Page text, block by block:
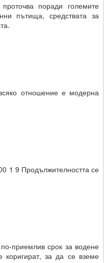
поради големите
пътища, средствата за
отношение е модерна
1 9 Продължителността се
приемлив срок за водене
за да се вземе